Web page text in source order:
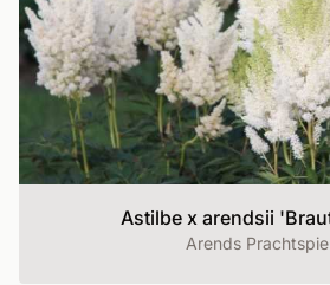
Astilbe x arendsii
Arends